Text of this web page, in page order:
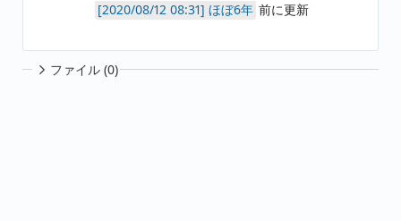
ほぼ6年 前に更新
ファイル (0)